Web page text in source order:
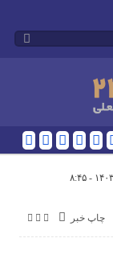
چاپ خبر